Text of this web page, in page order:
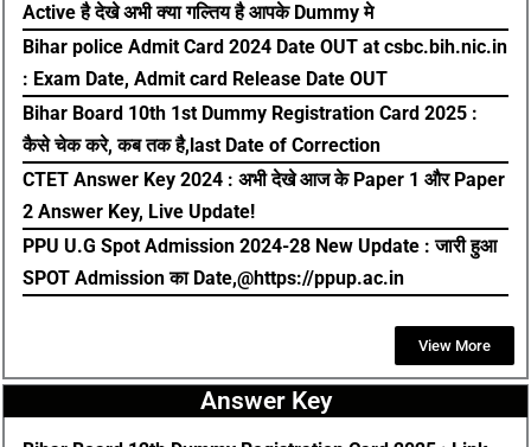
Active है देखे अभी क्या गल्तिय है आपके Dummy मे
Bihar police Admit Card 2024 Date OUT at csbc.bih.nic.in
: Exam Date, Admit card Release Date OUT
Bihar Board 10th 1st Dummy Registration Card 2025 :
कैसे चेक करे, कब तक है,last Date of Correction
CTET Answer Key 2024 : अभी देखे आज के Paper 1 और Paper
2 Answer Key, Live Update!
PPU U.G Spot Admission 2024-28 New Update : जारी हुआ
SPOT Admission का Date,@https://ppup.ac.in
View More
Answer Key